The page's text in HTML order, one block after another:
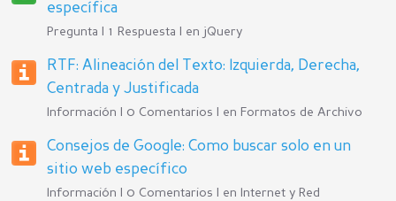
específica
Pregunta | 1 Respuesta | en jQuery
RTF: Alineación del Texto: Izquierda, Derecha,
Centrada y Justificada
Información | 0 Comentarios | en Formatos de Archivo
Consejos de Google: Como buscar solo en un
sitio web específico
Información | 0 Comentarios | en Internet y Red